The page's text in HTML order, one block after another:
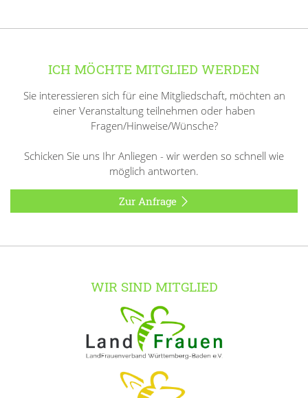
ICH MÖCHTE MITGLIED WERDEN
Sie interessieren sich für eine Mitgliedschaft, möchten an
einer Veranstaltung teilnehmen oder haben
Fragen/Hinweise/Wünsche?
Schicken Sie uns Ihr Anliegen - wir werden so schnell wie
möglich antworten.
Zur Anfrage
WIR SIND MITGLIED